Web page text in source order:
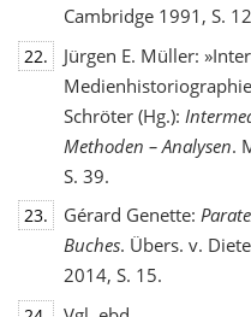
Cambridge 1991, S.
22.
Jürgen E. Müller:
Schröter (Hg.):
Methoden – Analysen.
S. 39.
23. Gérard Genette:
Buches. Übers. v.
2014, S. 15.